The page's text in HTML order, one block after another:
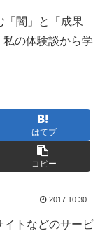
「闇」と「成果
の体験談から学
はてブ
コピー
2017.10.30
イトなどのサービ